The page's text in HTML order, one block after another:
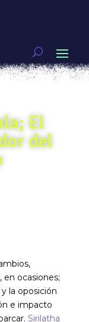
El
del
en ocasiones;
la oposición
e impacto
Sirilatha